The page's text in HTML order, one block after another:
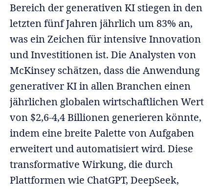
Bereich der generativen KI stiegen in den
letzten fünf Jahren jährlich um 83% an,
was ein Zeichen für intensive Innovation
und Investitionen ist. Die Analysten von
McKinsey schätzen, dass die Anwendung
generativer KI in allen Branchen einen
jährlichen globalen wirtschaftlichen Wert
von $2,6-4,4 Billionen generieren könnte,
indem eine breite Palette von Aufgaben
erweitert und automatisiert wird. Diese
transformative Wirkung, die durch
Plattformen wie ChatGPT, DeepSeek,